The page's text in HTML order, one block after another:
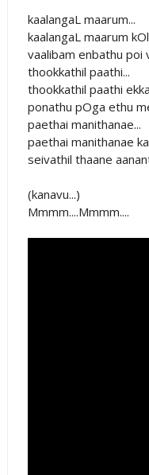
kaalangaL maarum...
kaalangaL maarum
vaalibam enbathu poi
thookkathil paathi...
thookkathil paathi
ponathu pOga ethu
paethai manithanae...
paethai manithanae
seivathil thaane
(kanavu...)
Mmmm....Mmmm....